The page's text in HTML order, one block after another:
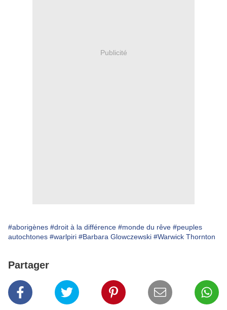
Publicité
#aborigènes #droit à la différence #monde du rêve #peuples
autochtones #warlpiri #Barbara Glowczewski #Warwick Thornton
Partager